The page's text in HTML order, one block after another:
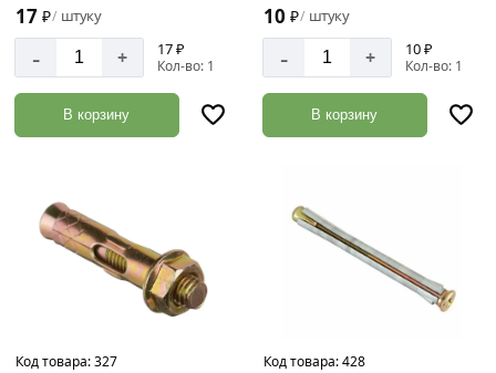
25
мм
6
мм
17 ₽/ штуку
- + 17 ₽
Кол-во: 1
В корзину
10 ₽/ штуку
- + 10 ₽
Кол-во: 1
В корзину
Код товара:327 Код товара:428